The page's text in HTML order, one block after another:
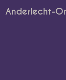
Anderlecht-